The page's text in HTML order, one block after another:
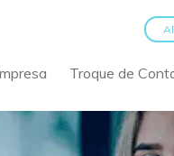
Troque de